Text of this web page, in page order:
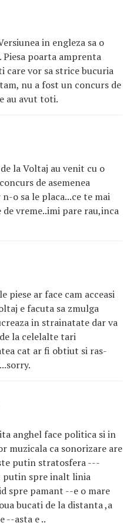
in engleza sa o
poarta amprenta
care vor sa strice bucuria
nu a fost un concurs de
au avut toti.
la Voltaj au venit cu o
de asemenea
o sa le placa...ce te mai
vreme..imi pare rau,inca
piese ar face cam acceasi
e facuta sa zmulga
in strainatate dar va
la celelalte tari
cat ar fi obtiut si ras-
anghel face politica si in
muzicala ca sonorizare are
putin stratosfera ---
putin spre inalt linia
spre pamant --e o mare
bucati de la distanta ,a
--asta e ..